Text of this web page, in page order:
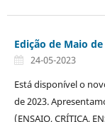
Edição de Maio de
24-05-2023
Está disponível o
de 2023.
(ENSAIO, CRÍTICA,